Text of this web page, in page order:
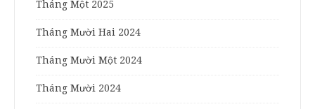
Tháng Một 2025
Tháng Mười Hai 2024
Tháng Mười Một 2024
Tháng Mười 2024